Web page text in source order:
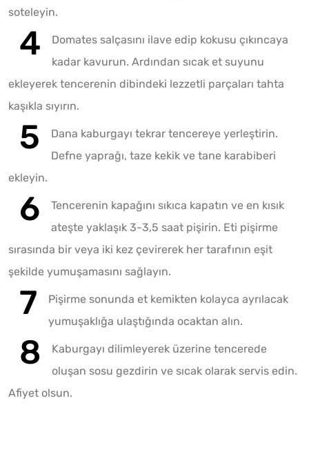
soteleyin.
Domates salçasını ilave edip kokusu çıkıncaya
kadar kavurun. Ardından sıcak et suyunu
ekleyerek tencerenin dibindeki lezzetli parçaları tahta
kaşıkla sıyırın.
Dana kaburgayı tekrar tencereye yerleştirin.
Defne yaprağı, taze kekik ve tane karabiberi
ekleyin.
Tencerenin kapağını sıkıca kapatın ve en kısık
ateşte yaklaşık 3-3,5 saat pişirin. Eti pişirme
sırasında bir veya iki kez çevirerek her tarafının eşit
şekilde yumuşamasını sağlayın.
Pişirme sonunda et kemikten kolayca ayrılacak
yumuşaklığa ulaştığında ocaktan alın.
Kaburgayı dilimleyerek üzerine tencerede
oluşan sosu gezdirin ve sıcak olarak servis edin.
Afiyet olsun.